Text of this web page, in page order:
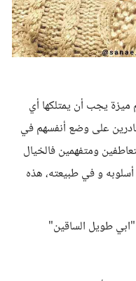
ميزة يجب أن يمتلكها أي
على وضع أنفسهم في
ومتفهمين فالخيال
و في طبيعته، هذه
طويل الساقين"